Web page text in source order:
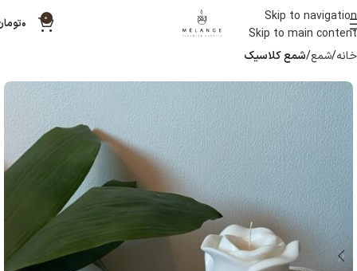
Skip to navigation
Skip to main content
0 ۰
خانه شمع شمع کلاسیک